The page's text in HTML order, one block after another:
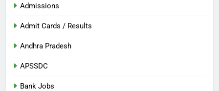
Admissions
Admit Cards / Results
Andhra Pradesh
APSSDC
Bank Jobs